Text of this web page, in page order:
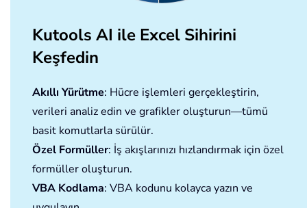
Kutools AI ile Excel Sihirini
Keşfedin
Akıllı Yürütme: Hücre işlemleri gerçekleştirin,
verileri analiz edin ve grafikler oluşturun—tümü
basit komutlarla sürülür.
Özel Formüller: İş akışlarınızı hızlandırmak için özel
formüller oluşturun.
VBA Kodlama: VBA kodunu kolayca yazın ve